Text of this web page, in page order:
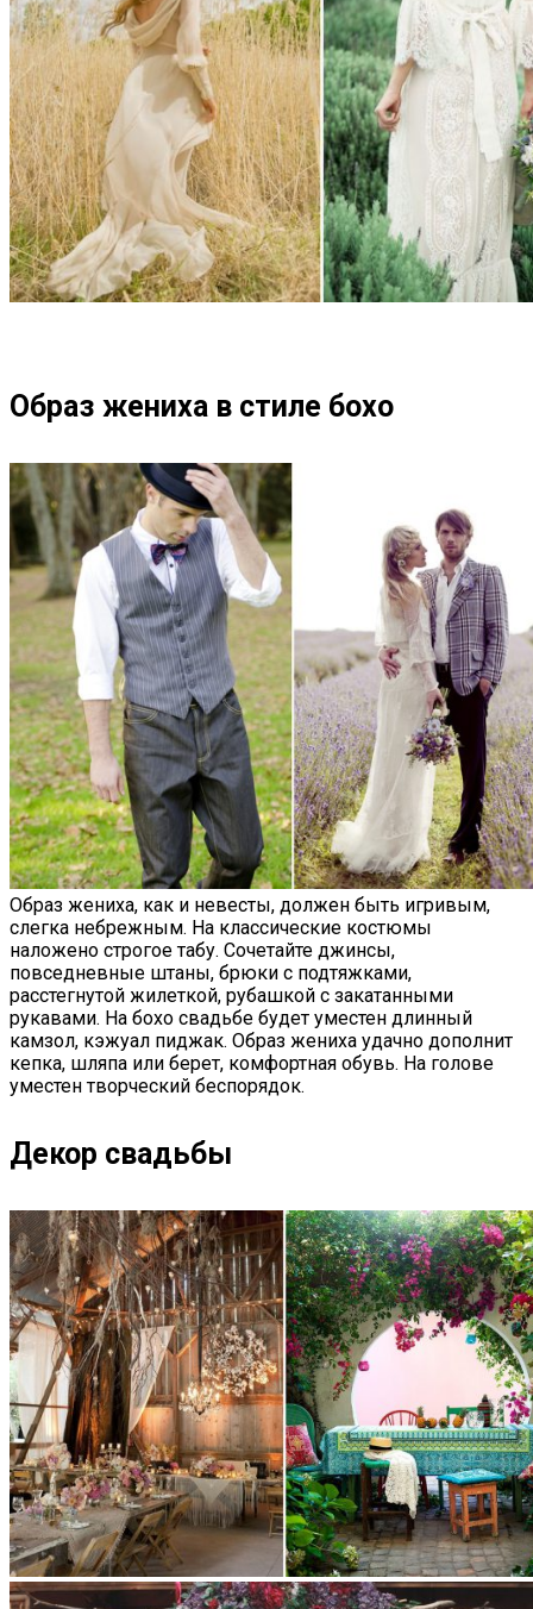
Образ жениха в стиле бохо
Образ жениха, как и невесты, должен быть игривым,
слегка небрежным. На классические костюмы
наложено строгое табу. Сочетайте джинсы,
повседневные штаны, брюки с подтяжками,
расстегнутой жилеткой, рубашкой с закатанными
рукавами. На бохо свадьбе будет уместен длинный
камзол, кэжуал пиджак. Образ жениха удачно дополнит
кепка, шляпа или берет, комфортная обувь. На голове
уместен творческий беспорядок.
Декор свадьбы